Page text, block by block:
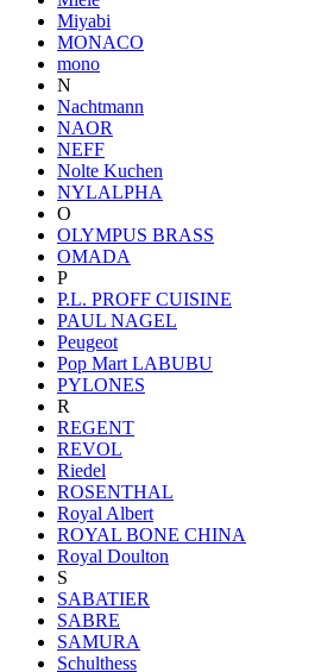
Miyabi
MONACO
mono
N
Nachtmann
NAOR
NEFF
Nolte Kuchen
NYLALPHA
O
OLYMPUS BRASS
OMADA
P
P.L. PROFF CUISINE
PAUL NAGEL
Peugeot
Pop Mart LABUBU
PYLONES
R
REGENT
REVOL
Riedel
ROSENTHAL
Royal Albert
ROYAL BONE CHINA
Royal Doulton
S
SABATIER
SABRE
SAMURA
Schulthess